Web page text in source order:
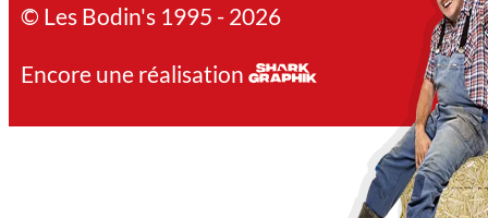
© Les Bodin's 1995 - 2026
Encore une réalisation